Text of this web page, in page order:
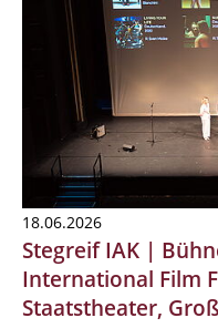
18.06.2026
Stegreif IAK |
International Film
Staatstheater,